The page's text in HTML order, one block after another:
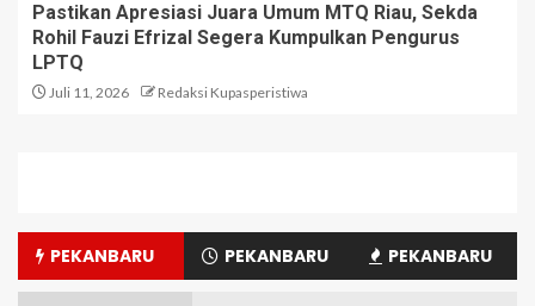
Pastikan Apresiasi Juara Umum MTQ Riau, Sekda
Rohil Fauzi Efrizal Segera Kumpulkan Pengurus
LPTQ
Juli 11, 2026 Redaksi Kupasperistiwa
PEKANBARU PEKANBARU PEKANBARU